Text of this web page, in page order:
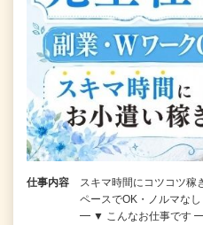
仕事内容
スキマ時間にコツコツ稼
ペースでOK・ノル
━ ▼ こんなお仕事で